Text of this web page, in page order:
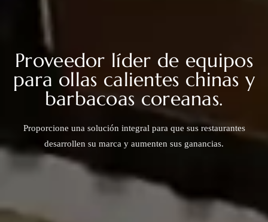
Proveedor líder de equipos
para ollas calientes chinas y
barbacoas coreanas.
Proporcione una solución integral para que sus restaurantes
desarrollen su marca y aumenten sus ganancias.